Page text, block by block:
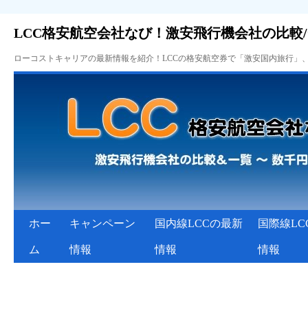
LCC格安航空会社なび！激安飛行機会社の比較
ローコストキャリアの最新情報を紹介！LCCの格安航空券で「激安国内旅行
ホー
ム
キャンペーン
情報
国内線LCCの最新
情報
国際線
情報